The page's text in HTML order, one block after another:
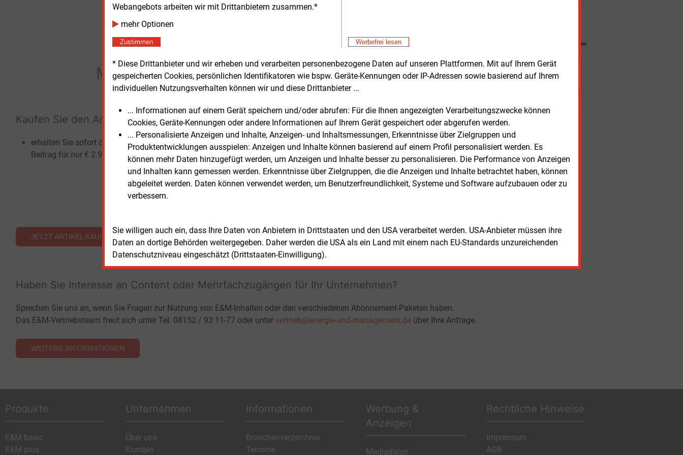
Webangebots arbeiten wir mit Drittanbietern zusammen.*
mehr Optionen
Zustimmen Werbefrei lesen
* Diese Drittanbieter und wir erheben und verarbeiten personenbezogene Daten auf unseren Plattformen. Mit auf Ihrem Gerät
gespeicherten Cookies, persönlichen Identifikatoren wie bspw. Geräte-Kennungen oder IP-Adressen sowie basierend auf Ihrem
individuellen Nutzungsverhalten können wir und diese Drittanbieter ...
... Informationen auf einem Gerät speichern und/oder abrufen: Für die Ihnen angezeigten Verarbeitungszwecke können
Cookies, Geräte-Kennungen oder andere Informationen auf Ihrem Gerät gespeichert oder abgerufen werden.
... Personalisierte Anzeigen und Inhalte, Anzeigen- und Inhaltsmessungen, Erkenntnisse über Zielgruppen und
Produktentwicklungen ausspielen: Anzeigen und Inhalte können basierend auf einem Profil personalisiert werden. Es
können mehr Daten hinzugefügt werden, um Anzeigen und Inhalte besser zu personalisieren. Die Performance von Anzeigen
und Inhalten kann gemessen werden. Erkenntnisse über Zielgruppen, die die Anzeigen und Inhalte betrachtet haben, können
abgeleitet werden. Daten können verwendet werden, um Benutzerfreundlichkeit, Systeme und Software aufzubauen oder zu
verbessern.
Sie willigen auch ein, dass Ihre Daten von Anbietern in Drittstaaten und den USA verarbeitet werden. USA-Anbieter müssen ihre
Daten an dortige Behörden weitergegeben. Daher werden die USA als ein Land mit einem nach EU-Standards unzureichenden
Datenschutzniveau eingeschätzt (Drittstaaten-Einwilligung).
Möchten Sie diese und weitere Nachrichten lesen?
Kaufen Sie den Artikel
erhalten Sie sofort diesen redaktionellen
Beitrag für nur € 2.98
JETZT ARTIKEL KAUFEN
Testen SieE&M
kostenlos
und unverbindlich
Zwei Wochen kostenfreier Zugang
Zugang auf stündlich aktualisierte
Nachrichten mit Prognose- und
ohne automatische Verlängerung
Login für Kunden
Haben Sie Interesse an Content oder Mehrfachzugängen für Ihr Unternehmen?
Sprechen Sie uns an, wenn Sie Fragen zur Nutzung von E&M-Inhalten oder den verschiedenen Abonnement-Paketen haben.
Das E&M-Vertriebsteam freut sich unter Tel. 08152 / 93 11-77 oder unter vertrieb@energie-und-management.de über Ihre Anfrage.
WEITERE INFORMATIONEN
Produkte
E&M basic
E&M plus
Unternehmen
Über uns
Kontakt
Informationen
Branchenverzeichnis
Termine
Werbung &
Anzeigen
Mediadaten
Rechtliche Hinweise
Impressum
AGB